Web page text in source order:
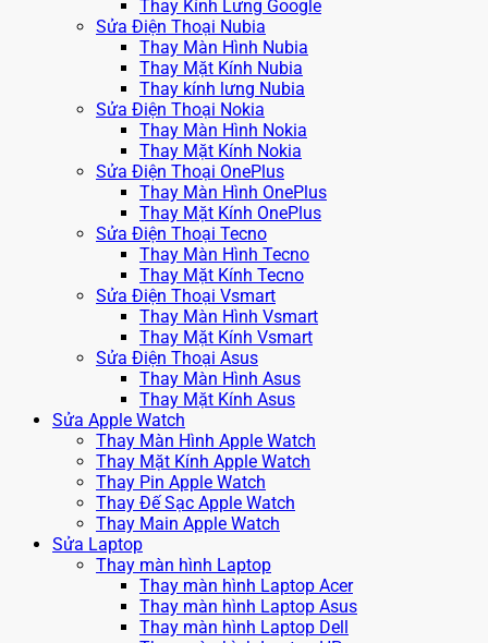
Thay Kính Lưng Google
Sửa Điện Thoại Nubia
Thay Màn Hình Nubia
Thay Mặt Kính Nubia
Thay kính lưng Nubia
Sửa Điện Thoại Nokia
Thay Màn Hình Nokia
Thay Mặt Kính Nokia
Sửa Điện Thoại OnePlus
Thay Màn Hình OnePlus
Thay Mặt Kính OnePlus
Sửa Điện Thoại Tecno
Thay Màn Hình Tecno
Thay Mặt Kính Tecno
Sửa Điện Thoại Vsmart
Thay Màn Hình Vsmart
Thay Mặt Kính Vsmart
Sửa Điện Thoại Asus
Thay Màn Hình Asus
Thay Mặt Kính Asus
Sửa Apple Watch
Thay Màn Hình Apple Watch
Thay Mặt Kính Apple Watch
Thay Pin Apple Watch
Thay Đế Sạc Apple Watch
Thay Main Apple Watch
Sửa Laptop
Thay màn hình Laptop
Thay màn hình Laptop Acer
Thay màn hình Laptop Asus
Thay màn hình Laptop Dell